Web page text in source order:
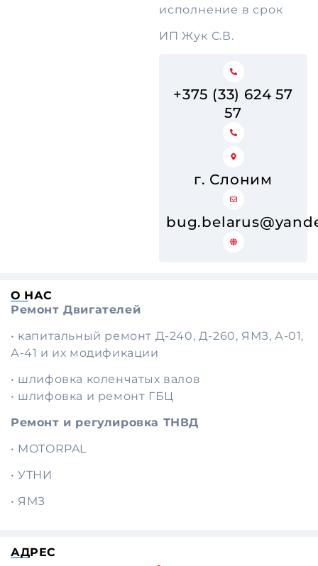
исполнение в срок
ИП Жук С.В.
+375 (33) 624 57
57
г. Слоним
О НАС
Ремонт Двигателей
• капитальный ремонт Д-240, Д-260, ЯМЗ, А-01,
А-41 и их модификации
• шлифовка коленчатых валов
• шлифовка и ремонт ГБЦ
Ремонт и регулировка ТНВД
• MOTORPAL
• УТНИ
• ЯМЗ
АДРЕС